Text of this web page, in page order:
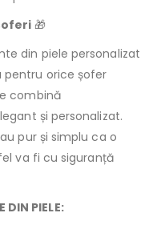
🎁
din piele personalizat
orice șofer
combină
și personalizat.
pur și simplu ca o
va fi cu siguranță
DIN PIELE: